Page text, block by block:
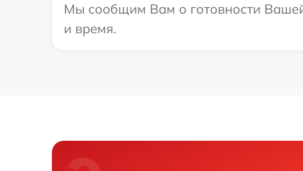
Мы сообщим Вам о готовности
и время.